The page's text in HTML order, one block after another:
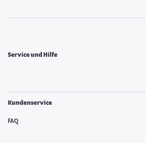
Service und Hilfe
Kundenservice
FAQ